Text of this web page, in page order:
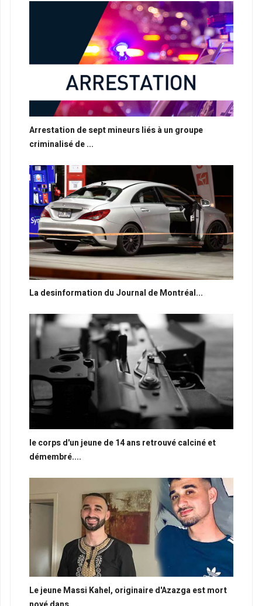
Arrestation de sept mineurs liés à un groupe
criminalisé de ...
La desinformation du Journal de Montréal...
le corps d'un jeune de 14 ans retrouvé calciné et
démembré....
Le jeune Massi Kahel, originaire d'Azazga est mort